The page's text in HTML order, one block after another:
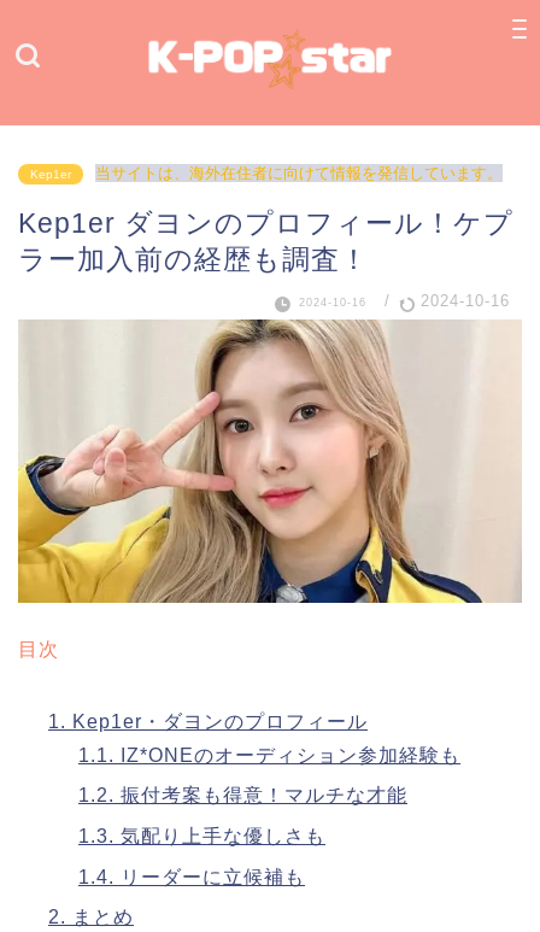
Kep1er 当サイトは、海外在住者に向けて情報を発信しています。
Kep1er ダヨンのプロフィール！ケプ
ラー加入前の経歴も調査！
2024-10-16 / 2024-10-16
目次
1. Kep1er・ダヨンのプロフィール
1.1.
IZ*ONEのオーディション参加経験も
1.2. 振付考案も得意！マルチな才能
1.3. 気配り上手な優しさも
1.4. リーダーに立候補も
2. まとめ